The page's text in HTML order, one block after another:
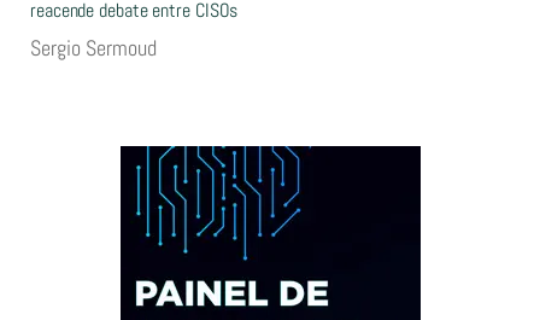
reacende debate entre CISOs
Sergio Sermoud